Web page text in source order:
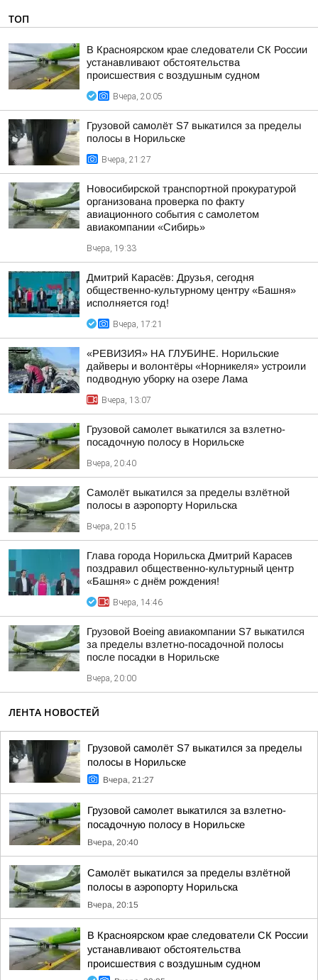
ТОП
В Красноярском крае следователи СК России
устанавливают обстоятельства
происшествия с воздушным судном
Вчера, 20:05
Грузовой самолёт S7 выкатился за пределы
полосы в Норильске
Вчера, 21:27
Новосибирской транспортной прокуратурой
организована проверка по факту
авиационного события с самолетом
авиакомпании «Сибирь»
Вчера, 19:33
Дмитрий Карасёв: Друзья, сегодня
общественно-культурному центру «Башня»
исполняется год!
Вчера, 17:21
«РЕВИЗИЯ» НА ГЛУБИНЕ. Норильские
дайверы и волонтёры «Норникеля» устроили
подводную уборку на озере Лама
Вчера, 13:07
Грузовой самолет выкатился за взлетно-
посадочную полосу в Норильске
Вчера, 20:40
Самолёт выкатился за пределы взлётной
полосы в аэропорту Норильска
Вчера, 20:15
Глава города Норильска Дмитрий Карасев
поздравил общественно-культурный центр
«Башня» с днём рождения!
Вчера, 14:46
Грузовой Boeing авиакомпании S7 выкатился
за пределы взлетно-посадочной полосы
после посадки в Норильске
Вчера, 20:00
ЛЕНТА НОВОСТЕЙ
Грузовой самолёт S7 выкатился за пределы
полосы в Норильске
Вчера, 21:27
Грузовой самолет выкатился за взлетно-
посадочную полосу в Норильске
Вчера, 20:40
Самолёт выкатился за пределы взлётной
полосы в аэропорту Норильска
Вчера, 20:15
В Красноярском крае следователи СК России
устанавливают обстоятельства
происшествия с воздушным судном